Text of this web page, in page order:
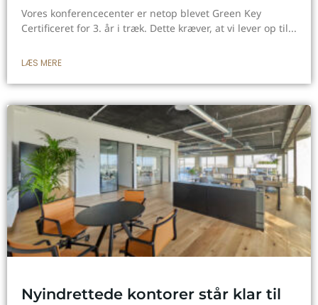
Vores konferencecenter er netop blevet Green Key
Certificeret for 3. år i træk. Dette kræver, at vi lever op til
LÆS MERE
Nyindrettede kontorer står klar til